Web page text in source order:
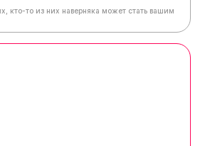
кто-то из них наверняка может стать вашим